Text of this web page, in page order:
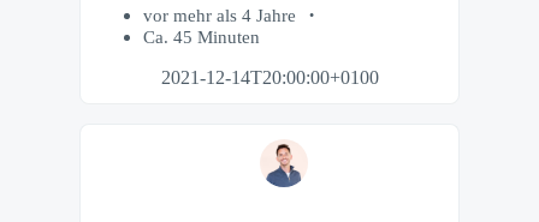
vor mehr als 4 Jahre
Ca. 45 Minuten
2021-12-14T20:00:00+0100